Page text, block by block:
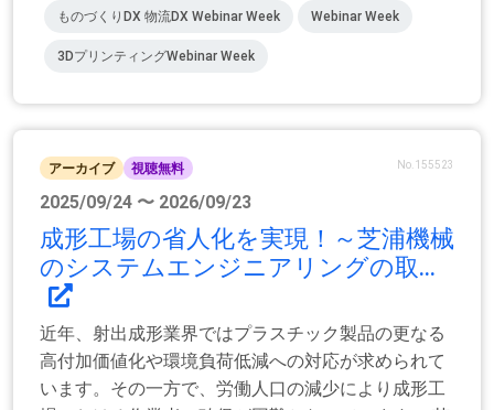
ものづくりDX 物流DX Webinar Week Webinar Week
3DプリンティングWebinar Week
アーカイブ 視聴無料 No.155523
2025/09/24 〜 2026/09/23
成形工場の省人化を実現！～芝浦機械
のシステムエンジニアリングの取...
近年、射出成形業界ではプラスチック製品の更なる
高付加価値化や環境負荷低減への対応が求められて
います。その一方で、労働人口の減少により成形工